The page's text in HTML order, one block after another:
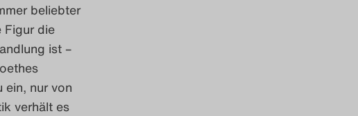
beliebter
Figur die
ist –
ein, nur von
verhält es